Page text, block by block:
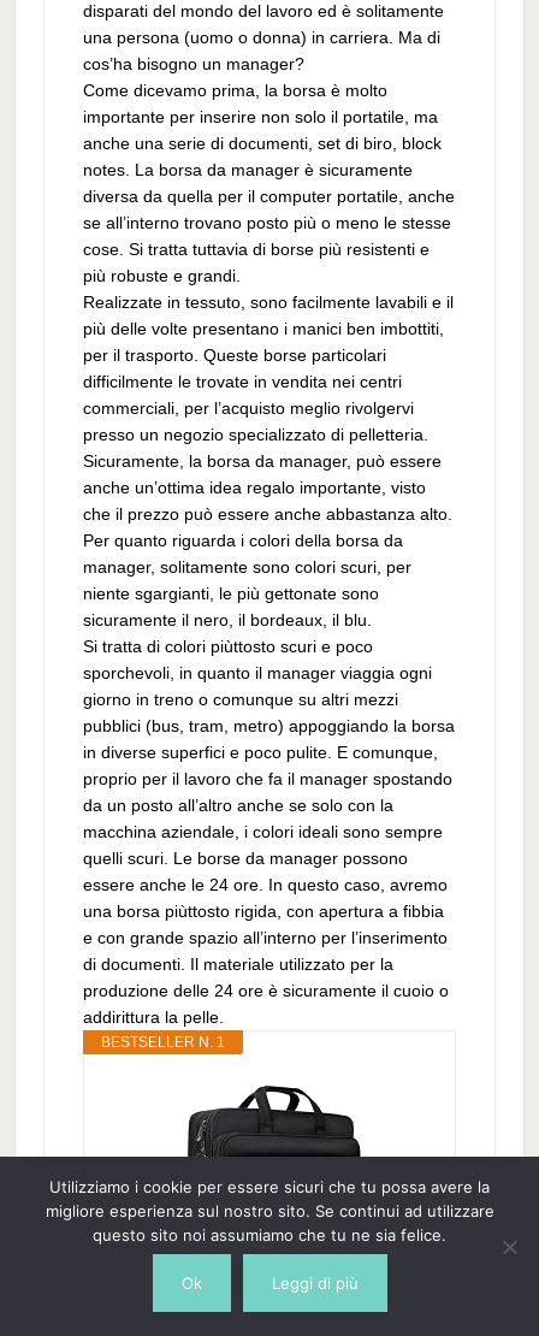
disparati del mondo del lavoro ed è solitamente
una persona (uomo o donna) in carriera. Ma di
cos’ha bisogno un manager?
Come dicevamo prima, la borsa è molto
importante per inserire non solo il portatile, ma
anche una serie di documenti, set di biro, block
notes. La borsa da manager è sicuramente
diversa da quella per il computer portatile, anche
se all’interno trovano posto più o meno le stesse
cose. Si tratta tuttavia di borse più resistenti e
più robuste e grandi.
Realizzate in tessuto, sono facilmente lavabili e il
più delle volte presentano i manici ben imbottiti,
per il trasporto. Queste borse particolari
difficilmente le trovate in vendita nei centri
commerciali, per l’acquisto meglio rivolgervi
presso un negozio specializzato di pelletteria.
Sicuramente, la borsa da manager, può essere
anche un’ottima idea regalo importante, visto
che il prezzo può essere anche abbastanza alto.
Per quanto riguarda i colori della borsa da
manager, solitamente sono colori scuri, per
niente sgargianti, le più gettonate sono
sicuramente il nero, il bordeaux, il blu.
Si tratta di colori piùttosto scuri e poco
sporchevoli, in quanto il manager viaggia ogni
giorno in treno o comunque su altri mezzi
pubblici (bus, tram, metro) appoggiando la borsa
in diverse superfici e poco pulite. E comunque,
proprio per il lavoro che fa il manager spostando
da un posto all’altro anche se solo con la
macchina aziendale, i colori ideali sono sempre
quelli scuri. Le borse da manager possono
essere anche le 24 ore. In questo caso, avremo
una borsa piùttosto rigida, con apertura a fibbia
e con grande spazio all’interno per l’inserimento
di documenti. Il materiale utilizzato per la
produzione delle 24 ore è sicuramente il cuoio o
addirittura la pelle.
BESTSELLER N. 1
Taygeer Borsa Porta PC, 17 Pollici
Utilizziamo i cookie per essere sicuri che tu possa avere la
migliore esperienza sul nostro sito. Se continui ad utilizzare
questo sito noi assumiamo che tu ne sia felice.
Ok Leggi di più